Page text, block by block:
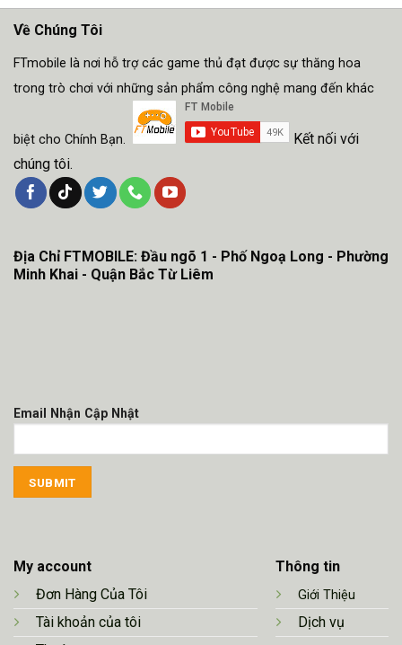
Về Chúng Tôi
FTmobile là nơi hỗ trợ các game thủ đạt được sự thăng hoa
trong trò chơi với những sản phẩm công nghệ mang đến khác
biệt cho Chính Bạn.
Kết nối với
chúng tôi.
My account
Đơn Hàng Của Tôi
Tài khoản của tôi
Thông tin
Giới Thiệu
Dịch vụ
Địa Chỉ FTMOBILE: Đầu ngõ 1 - Phố Ngoạ Long - Phường
Minh Khai - Quận Bắc Từ Liêm
Email Nhận Cập Nhật